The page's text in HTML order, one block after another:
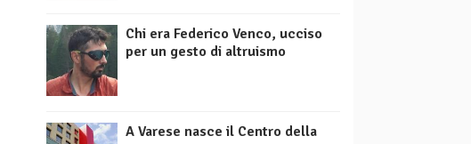
Chi era Federico Venco, ucciso
per un gesto di altruismo
A Varese nasce il Centro della